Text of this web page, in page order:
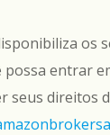
os
possa entrar
seus direitos